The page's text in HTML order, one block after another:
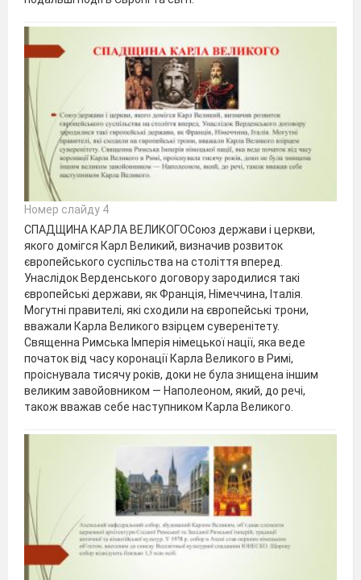
Номер слайду 4
СПАДЩИНА КАРЛА ВЕЛИКОГОСоюз держави і церкви,
якого домігся Карл Великий, визначив розвиток
європейського суспільства на століття вперед.
Унаслідок Верденського договору зародилися такі
європейські держави, як Франція, Німеччина, Італія.
Могутні правителі, які сходили на європейські трони,
вважали Карла Великого взірцем суверенітету.
Священна Римська Імперія німецької нації, яка веде
початок від часу коронації Карла Великого в Римі,
проіснувала тисячу років, доки не була знищена іншим
великим завойовником — Наполеоном, який, до речі,
також вважав себе наступником Карла Великого.